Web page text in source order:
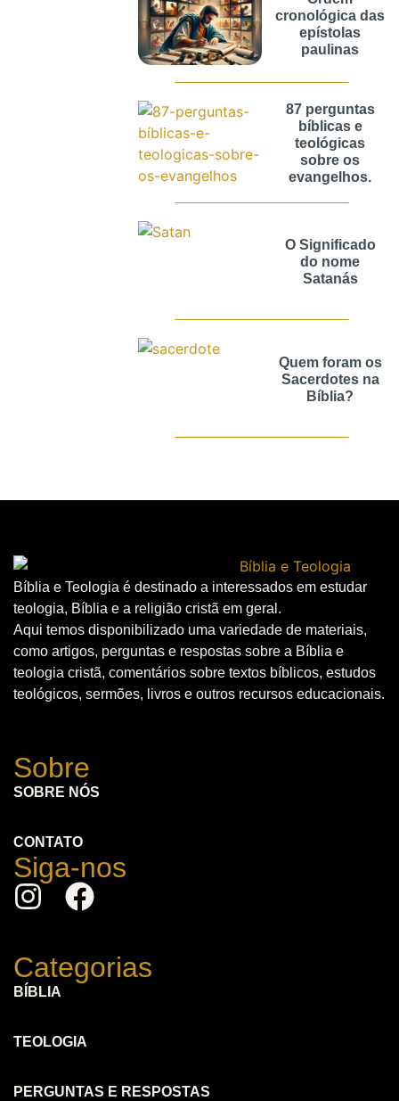
cronológica das
epístolas
paulinas
87 perguntas
bíblicas e
teológicas
sobre os
evangelhos.
O Significado
do nome
Satanás
Quem foram os
Sacerdotes na
Bíblia?
Bíblia e Teologia é destinado a interessados em estudar
teologia, Bíblia e a religião cristã em geral.
Aqui temos disponibilizado uma variedade de materiais,
como artigos, perguntas e respostas sobre a Bíblia e
teologia cristã, comentários sobre textos bíblicos, estudos
teológicos, sermões, livros e outros recursos educacionais.
Sobre
SOBRE NÓS
CONTATO
Siga-nos
Categorias
BÍBLIA
TEOLOGIA
PERGUNTAS E RESPOSTAS